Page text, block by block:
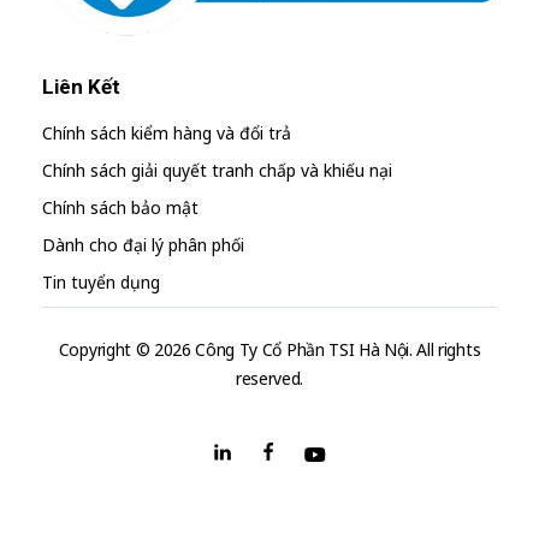
Liên Kết
Chính sách kiểm hàng và đổi trả
Chính sách giải quyết tranh chấp và khiếu nại
Chính sách bảo mật
Dành cho đại lý phân phối
Tin tuyển dụng
Copyright © 2026 Công Ty Cổ Phần TSI Hà Nội. All rights
reserved.